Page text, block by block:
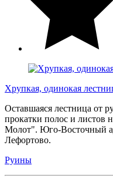
Хрупкая, одинокая
Оставшаяся лестница от
прокатки полос и листов
Молот". Юго-Восточный
Лефортово.
Руины